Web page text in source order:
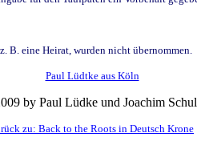
B. eine Heirat, wurden nicht übernommen.
Paul Lüdtke aus Köln
by Paul Lüdke und Joachim
zu: Back to the Roots in Deutsch Krone